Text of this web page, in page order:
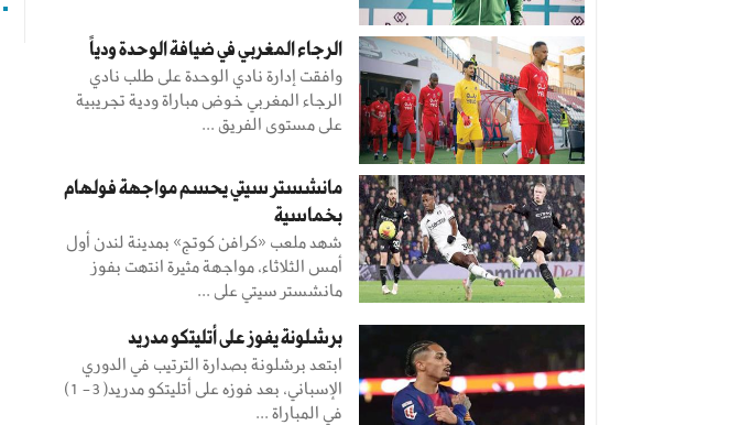
الرجاء المغربي في ضيافة الوحدة ودياً
وافقت إدارة نادي الوحدة على طلب نادي
الرجاء المغربي خوض مباراة ودية تجريبية
على مستوى الفريق ...
مانشستر سيتي يحسم مواجهة فولهام
بخماسية
شهد ملعب «كرافن كوتج» بمدينة لندن أول
أمس الثلاثاء، مواجهة مثيرة انتهت بفوز
مانشستر سيتي على ...
برشلونة يفوز على أتليتكو مدريد
ابتعد برشلونة بصدارة الترتيب في الدوري
الإسباني، بعد فوزه على أتليتكو مدريد(3- 1)
في المباراة ...